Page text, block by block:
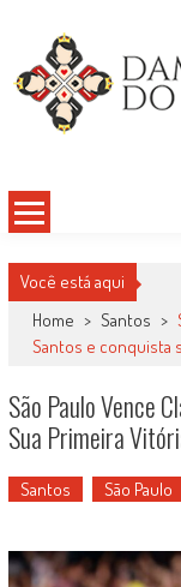
content
Você está aqui
Home > Santos >
Santos e conquista
São Paulo Vence
Sua Primeira
Santos São Paulo